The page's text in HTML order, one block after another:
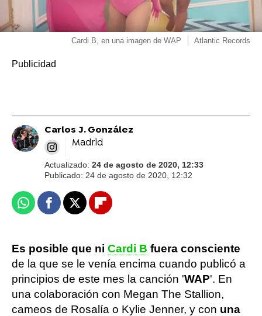
Cardi B, en una imagen de WAP Atlantic Records
Carlos J. González
Madrid
Actualizado: 24 de agosto de 2020, 12:33
Publicado: 24 de agosto de 2020, 12:32
WhatsappFacebook
X Flipboard
Es posible que ni Cardi B fuera consciente
de la que se le venía encima cuando publicó a
principios de este mes la canción 'WAP'. En
una colaboración con Megan The Stallion,
cameos de Rosalía o Kylie Jenner, y con una